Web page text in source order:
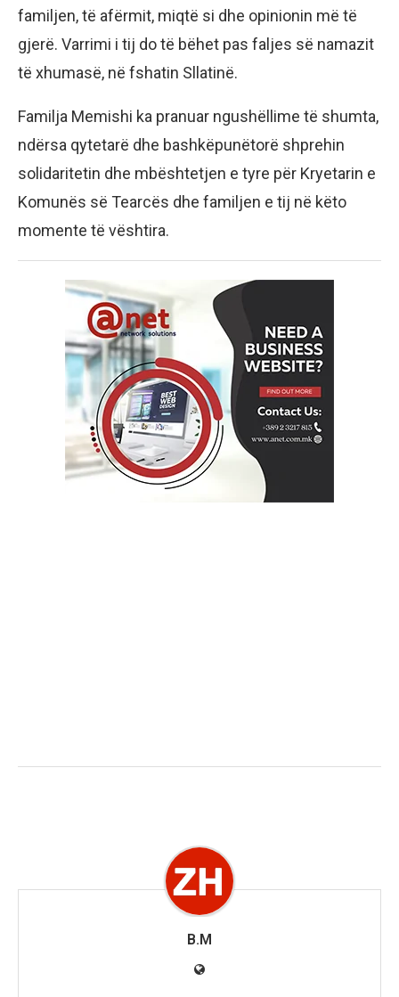
familjen, të afërmit, miqtë si dhe opinionin më të
gjerë. Varrimi i tij do të bëhet pas faljes së namazit
të xhumasë, në fshatin Sllatinë.
Familja Memishi ka pranuar ngushëllime të shumta,
ndërsa qytetarë dhe bashkëpunëtorë shprehin
solidaritetin dhe mbështetjen e tyre për Kryetarin e
Komunës së Tearcës dhe familjen e tij në këto
momente të vështira.
B.M